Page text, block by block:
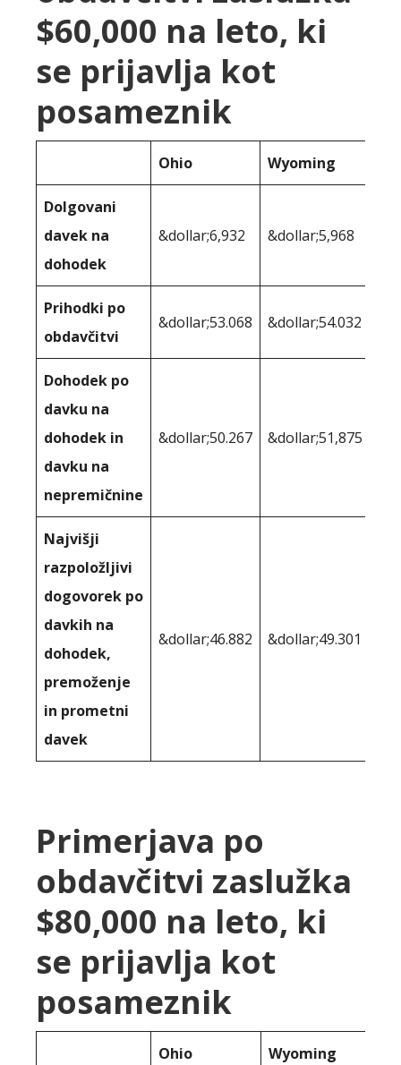
$60,000 na leto, ki
se prijavlja kot
posameznik
Ohio Wyoming
Dolgovani
davek na
dohodek
&dollar;6,932 &dollar;5,968
Prihodki po
obdavčitvi
&dollar;53.068 &dollar;54.032
Dohodek po
davku na
dohodek in
davku na
nepremičnine
&dollar;50.267 &dollar;51,875
Najvišji
razpoložljivi
dogovorek po
davkih na
dohodek,
premoženje
in prometni
davek
&dollar;46.882 &dollar;49.301
Primerjava po
obdavčitvi zaslužka
$80,000 na leto, ki
se prijavlja kot
posameznik
Ohio Wyoming